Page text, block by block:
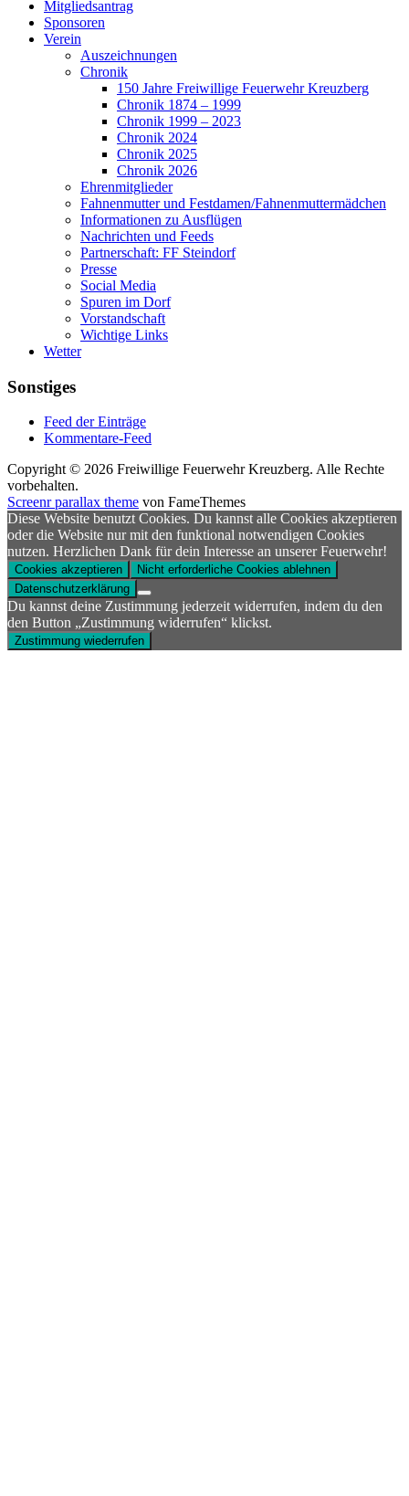
Mitgliedsantrag
Sponsoren
Verein
Auszeichnungen
Chronik
150 Jahre Freiwillige Feuerwehr Kreuzberg
Chronik 1874 – 1999
Chronik 1999 – 2023
Chronik 2024
Chronik 2025
Chronik 2026
Ehrenmitglieder
Fahnenmutter und Festdamen/Fahnenmuttermädchen
Informationen zu Ausflügen
Nachrichten und Feeds
Partnerschaft: FF Steindorf
Presse
Social Media
Spuren im Dorf
Vorstandschaft
Wichtige Links
Wetter
Sonstiges
Feed der Einträge
Kommentare-Feed
Copyright © 2026 Freiwillige Feuerwehr Kreuzberg. Alle Rechte
vorbehalten.
Screenr parallax theme von FameThemes
Diese Website benutzt Cookies. Du kannst alle Cookies akzeptieren
oder die Website nur mit den funktional notwendigen Cookies
nutzen. Herzlichen Dank für dein Interesse an unserer Feuerwehr!
Cookies akzeptieren
Nicht erforderliche Cookies ablehnen
Datenschutzerklärung
Du kannst deine Zustimmung jederzeit widerrufen, indem du den
den Button „Zustimmung widerrufen“ klickst.
Zustimmung wiederrufen